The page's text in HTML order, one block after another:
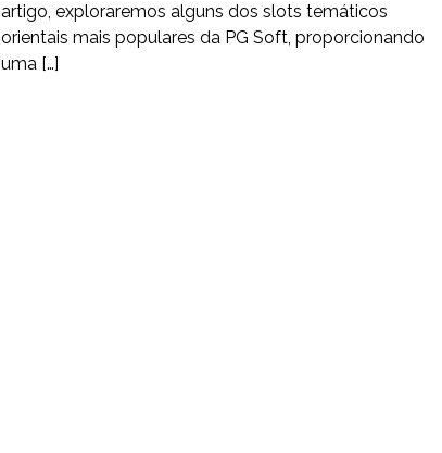
artigo, exploraremos alguns dos slots temáticos
orientais mais populares da PG Soft, proporcionando
uma […]